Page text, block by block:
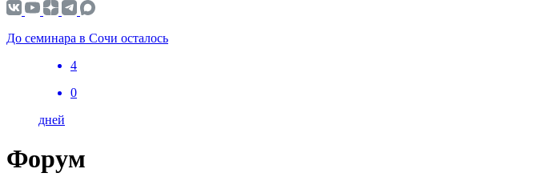
До семинара в Сочи осталось
4
0
дней
Форум